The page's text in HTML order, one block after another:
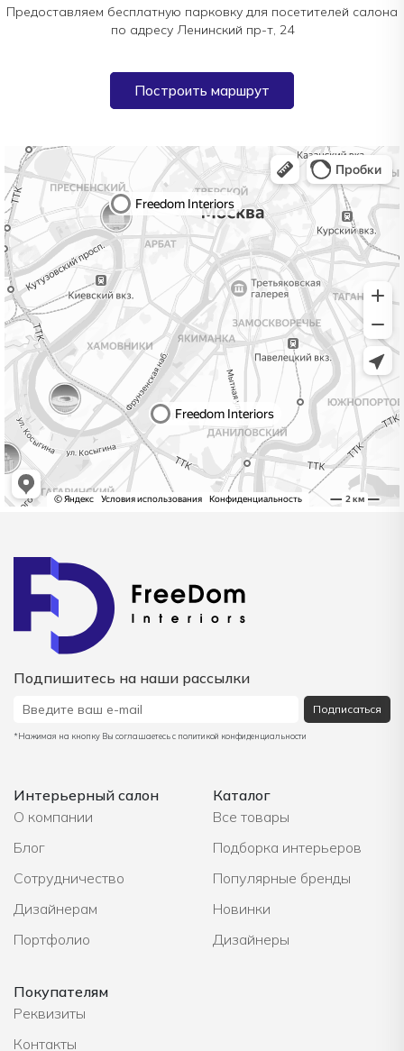
Предоставляем бесплатную парковку для посетителей салона
по адресу Ленинский пр-т, 24
Построить маршрут
Интерьерный салон
О компании
Блог
Сотрудничество
Дизайнерам
Портфолио
Каталог
Все товары
Подборка интерьеров
Популярные бренды
Новинки
Дизайнеры
Покупателям
Реквизиты
Контакты
Подпишитесь на наши рассылки
Подписаться
*Нажимая на кнопку Вы соглашаетесь с политикой конфиденциальности